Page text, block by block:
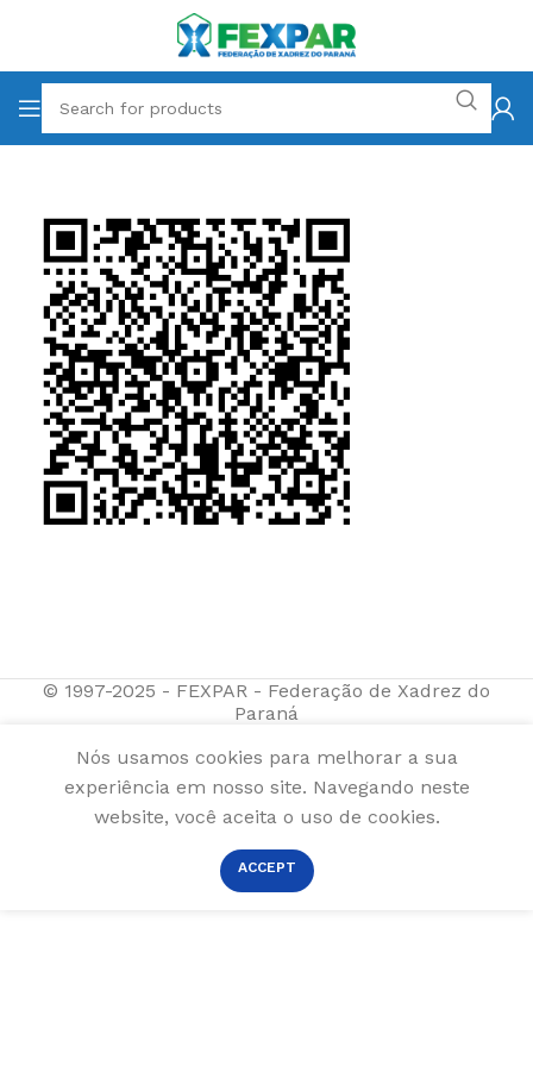
© 1997-2025 - FEXPAR - Federação de Xadrez do
Paraná
Nós usamos cookies para melhorar a sua
experiência em nosso site. Navegando neste
website, você aceita o uso de cookies.
ACCEPT